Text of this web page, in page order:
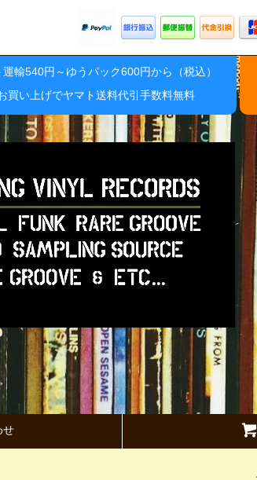
輸540円～ゆうパック600円から（税込）
買い上げでヤマト送料代引手数料無料
せ